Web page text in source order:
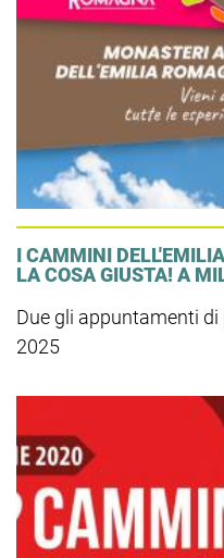
I CAMMINI
LA COSA GIUSTA! A
Due gli appuntamenti
2025